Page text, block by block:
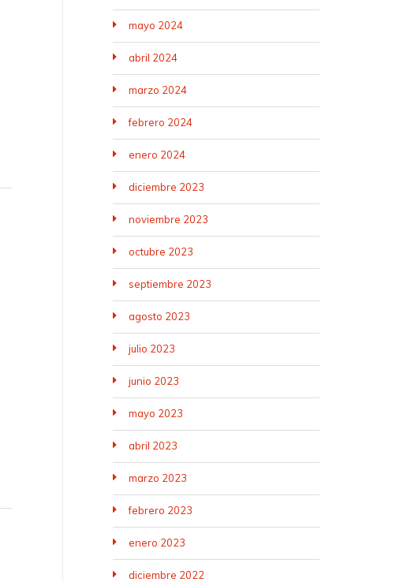
mayo 2024
abril 2024
marzo 2024
febrero 2024
enero 2024
diciembre 2023
noviembre 2023
octubre 2023
septiembre 2023
agosto 2023
julio 2023
junio 2023
mayo 2023
abril 2023
marzo 2023
febrero 2023
enero 2023
diciembre 2022